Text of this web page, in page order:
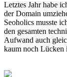
Letztes Jahr habe
der Domain
Seoholics musste
den gesamten
Aufwand auch
kaum noch Lücken